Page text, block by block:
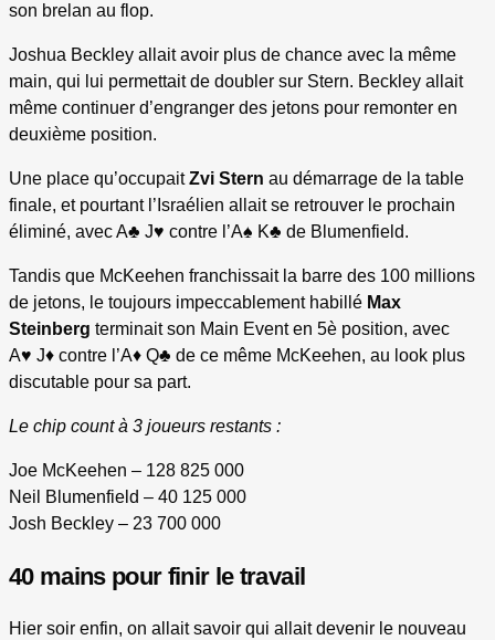
son brelan au flop.
Joshua Beckley allait avoir plus de chance avec la même
main, qui lui permettait de doubler sur Stern. Beckley allait
même continuer d’engranger des jetons pour remonter en
deuxième position.
Une place qu’occupaitZvi Stern au démarrage de la table
finale, et pourtant l’Israélien allait se retrouver le prochain
éliminé, avec A♣ J♥ contre l’A♠ K♣ de Blumenfield.
Tandis que McKeehen franchissait la barre des 100 millions
de jetons, le toujours impeccablement habillé Max
Steinberg terminait son Main Event en 5è position, avec
A♥ J♦ contre l’A♦ Q♣ de ce même McKeehen, au look plus
discutable pour sa part.
Le chip count à 3 joueurs restants :
Joe McKeehen – 128 825 000
Neil Blumenfield – 40 125 000
Josh Beckley – 23 700 000
40 mains pour finir le travail
Hier soir enfin, on allait savoir qui allait devenir le nouveau